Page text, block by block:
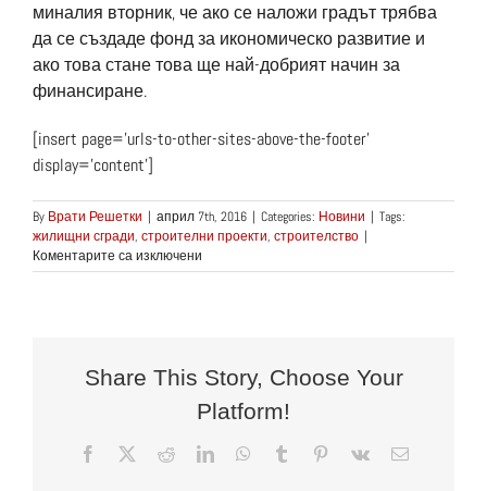
миналия вторник, че ако се наложи градът трябва
да се създаде фонд за икономическо развитие и
ако това стане това ще най-добрият начин за
финансиране.
[insert page=’urls-to-other-sites-above-the-footer’
display=’content’]
By Врати Решетки | април 7th, 2016 | Categories: Новини | Tags:
жилищни сгради, строителни проекти, строителство |
Коментарите са изключени
Множество
Уокър
Share This Story, Choose Your
Platform!
Facebook RedditLinkedInWhatsApp
Tumblr Pinterest
Vk